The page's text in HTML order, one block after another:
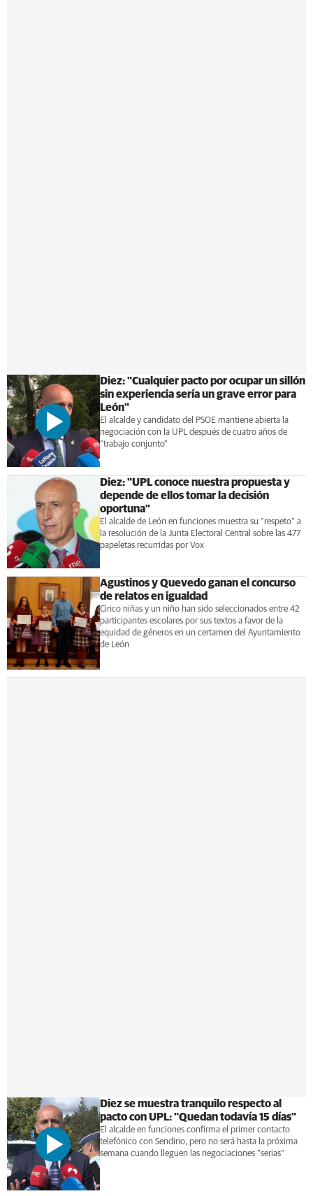
Diez: "Cualquier pacto por ocupar un sillón
sin experiencia sería un grave error para
León"
El alcalde y candidato del PSOE mantiene abierta la
negociación con la UPL después de cuatro años de
"trabajo conjunto"
Diez: "UPL conoce nuestra propuesta y
depende de ellos tomar la decisión
oportuna"
El alcalde de León en funciones muestra su “respeto” a
la resolución de la Junta Electoral Central sobre las 477
papeletas recurridas por Vox
Agustinos y Quevedo ganan el concurso
de relatos en igualdad
Cinco niñas y un niño han sido seleccionados entre 42
participantes escolares por sus textos a favor de la
equidad de géneros en un certamen del Ayuntamiento
de León
Diez se muestra tranquilo respecto al
pacto con UPL: "Quedan todavía 15 días"
El alcalde en funciones confirma el primer contacto
telefónico con Sendino, pero no será hasta la próxima
semana cuando lleguen las negociaciones "serias"